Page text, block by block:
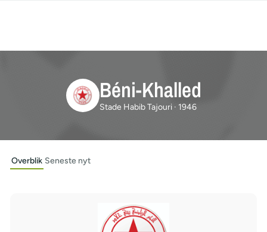
Béni-Khalled
Stade Habib Tajouri · 1946
Overblik Seneste nyt